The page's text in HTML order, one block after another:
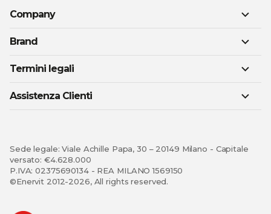
Company
Brand
Termini legali
Assistenza Clienti
Sede legale: Viale Achille Papa, 30 – 20149 Milano - Capitale
versato: €4.628.000
P.IVA: 02375690134 - REA MILANO 1569150
©Enervit 2012-2026, All rights reserved.